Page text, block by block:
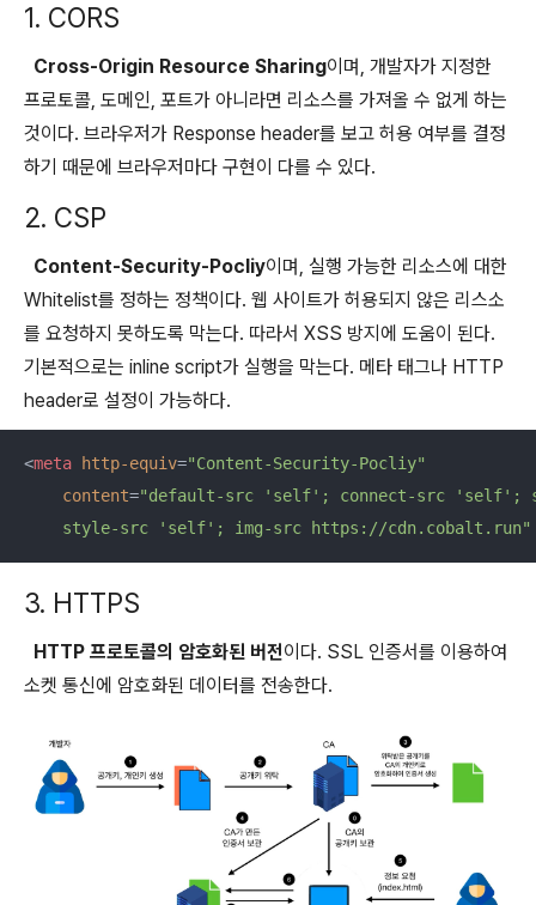
1. CORS
Cross-Origin Resource Sharing이며, 개발자가 지정한
프로토콜, 도메인, 포트가 아니라면 리소스를 가져올 수 없게 하는
것이다. 브라우저가 Response header를 보고 허용 여부를 결정
하기 때문에 브라우저마다 구현이 다를 수 있다.
2. CSP
Content-Security-Pocliy이며, 실행 가능한 리소스에 대한
Whitelist를 정하는 정책이다. 웹 사이트가 허용되지 않은 리스소
를 요청하지 못하도록 막는다. 따라서 XSS 방지에 도움이 된다.
기본적으로는 inline script가 실행을 막는다. 메타 태그나 HTTP
header로 설정이 가능하다.
<meta http-equiv="Content-Security-Pocliy"
content="default-src 'self'; connect-src 'self';
    style-src 'self'; img-src https://cdn.cobalt.run"
3. HTTPS
HTTP 프로토콜의 암호화된 버전이다. SSL 인증서를 이용하여
소켓 통신에 암호화된 데이터를 전송한다.